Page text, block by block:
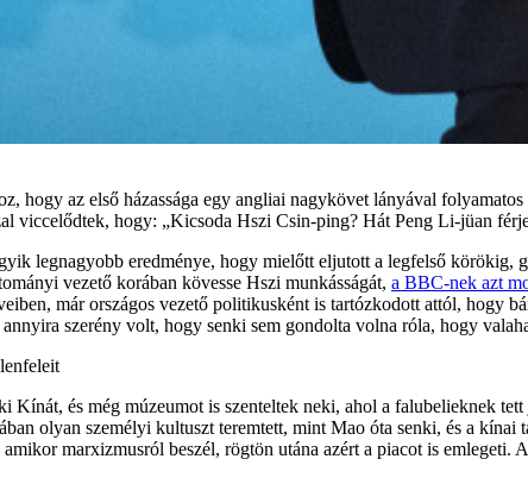
hogy az első házassága egy angliai nagykövet lányával
viccelődtek, hogy: „Kicsoda Hszi Csin-ping? Hát Peng Li-jüan
legnagyobb eredménye, hogy mielőtt eljutott a legfelső
vezető korában kövesse Hszi munkásságát, a BBC-nek azt
már országos vezető politikusként is tartózkodott attól, hogy
szerény volt, hogy senki sem gondolta volna róla, hogy
és még múzeumot is szenteltek neki, ahol a falubelieknek
olyan személyi kultuszt teremtett, mint Mao óta senki, és a kínai
marxizmusról beszél, rögtön utána azért a piacot is emlegeti.